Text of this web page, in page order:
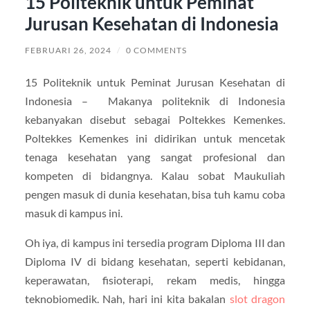
Jurusan Kesehatan di Indonesia
FEBRUARI 26, 2024 / 0 COMMENTS
15 Politeknik untuk Peminat Jurusan Kesehatan di
Indonesia – Makanya politeknik di Indonesia
kebanyakan disebut sebagai Poltekkes Kemenkes.
Poltekkes Kemenkes ini didirikan untuk mencetak
tenaga kesehatan yang sangat profesional dan
kompeten di bidangnya. Kalau sobat Maukuliah
pengen masuk di dunia kesehatan, bisa tuh kamu coba
masuk di kampus ini.
Oh iya, di kampus ini tersedia program Diploma III dan
Diploma IV di bidang kesehatan, seperti kebidanan,
keperawatan, fisioterapi, rekam medis, hingga
teknobiomedik. Nah, hari ini kita bakalan slot dragon